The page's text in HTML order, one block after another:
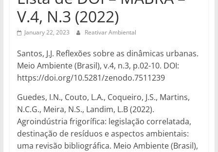
V.4, N.3 (2022)
January 22, 2023 Reativar Ambiental
Santos, J.J. Reflexões sobre as dinâmicas urbanas.
Meio Ambiente (Brasil), v.4, n.3, p.02-10. DOI:
https://doi.org/10.5281/zenodo.7511239
Guedes, I.N., Couto, L.A., Coqueiro, J.S., Martins,
N.C.G., Meira, N.S., Landim, L.B (2022).
Agroindústria frigorífica: legislação correlatada,
destinação de resíduos e aspectos ambientais:
uma revisão bibliográfica. Meio Ambiente (Brasil),